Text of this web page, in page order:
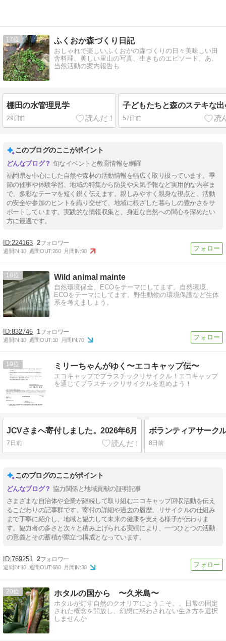
17 ふくおか森づくり日記
おしゃれで楽しいふくおかの森づくりの日々美味しい田
舎料理、美しい里山の写真、生きものエピソード、あ、
当然活動の案内報告も
棚田の水管理見学
29日前
子どもたちと森のステキな
57日前
このブログのここがポイント
旬なイベントと教育情報を網羅
福岡県を中心にした自然や森林の活動情報を幅広く取り扱っています。季
節の催事や体験学習、地域の特集から防災や天気予報など実用的な内容ま
で、多彩なテーマを短く鋭く伝えます。親しみやすく親身な視点と、活動
の安全や参加のヒントを織り交ぜて、地域に根ざした暮らしの豊かさをサ
ポートしています。実践的な情報収集と、身近な自然への関心を深めたい
方に最適です。
224163 2
週間IN:10 週間OUT:260 月間IN:90
18 Wild animal mainte
自然環境保全、ECOをテーマにしてます。自然環境、
ECOをテーマにしてます。野生動物の環境保護など生体
系を考えましょう。
832746 1
週間IN:10 週間OUT:10 月間IN:70
19 ミリーちゃんがゆく〜エコキャップ伝〜
エコキャップでプラスチックリサイクル！エコキャップ
を通じてプラスチックリサイクルを進めよう！
JCVさまへ寄付しました。2026年6月
7日前 8日前
このブログのここがポイント
協力関係と地域貢献の証明記事
さまざまな自治体や企業が継続して取り組むエコキャップ回収活動を伝え
るこだわりの記事群です。寄付の詳細や過去の履歴、リサイクルの仕組み
まで丁寧に紹介し、地域と協力して未来の健康を支える様子が伝わりま
す。協力者の多さと次々と積み上げられる実績により、一つひとつの活動
の意義とその蓄積が際立つ構成となっています。
769251 2
週間IN:10 週間OUT:680 月間IN:30
20 ホタルの国から 〜久米島〜
ホタルが灯す自然のクオリアにようこそ。。日常の固定
された概念を開放し、幻想に惑わされない生き方を選択
しませんか